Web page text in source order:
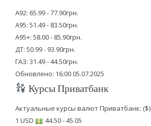
А92: 65.99 - 77.90грн.
А95: 51.49 - 83.50грн.
А95+: 58.00 - 85.90грн.
ДТ: 50.99 - 93.90грн.
ГАЗ: 31.49 - 44.50грн.
Обновлено: 16:00 05.07.2025
Курсы Приватбанк
Актуальные курсы валют Приватбанк: ($)
1 USD
: 44.50 - 45.05